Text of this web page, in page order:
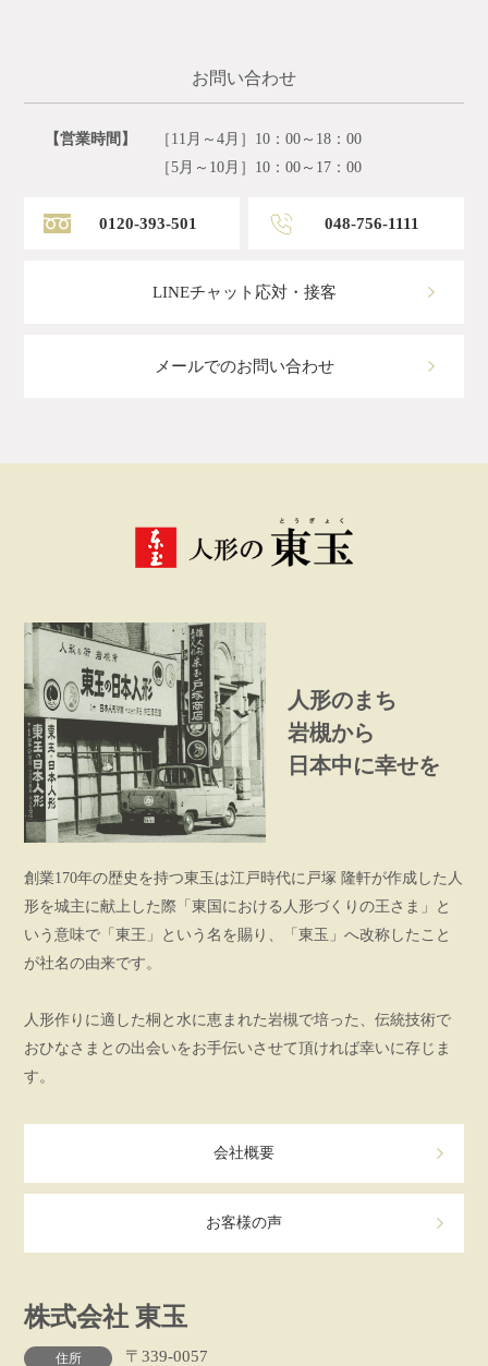
お問い合わせ
【営業時間】
［11月～4月］10：00～18：00
［5月～10月］10：00～17：00
0120-393-501 048-756-1111
LINEチャット応対・接客
メールでのお問い合わせ
人形のまち
岩槻から
日本中に幸せを
創業170年の歴史を持つ東玉は江戸時代に戸塚 隆軒が作成した人
形を城主に献上した際「東国における人形づくりの王さま」と
いう意味で「東王」という名を賜り、「東玉」へ改称したこと
が社名の由来です。
人形作りに適した桐と水に恵まれた岩槻で培った、伝統技術で
おひなさまとの出会いをお手伝いさせて頂ければ幸いに存じま
す。
会社概要
お客様の声
株式会社 東玉
住所 〒339-0057